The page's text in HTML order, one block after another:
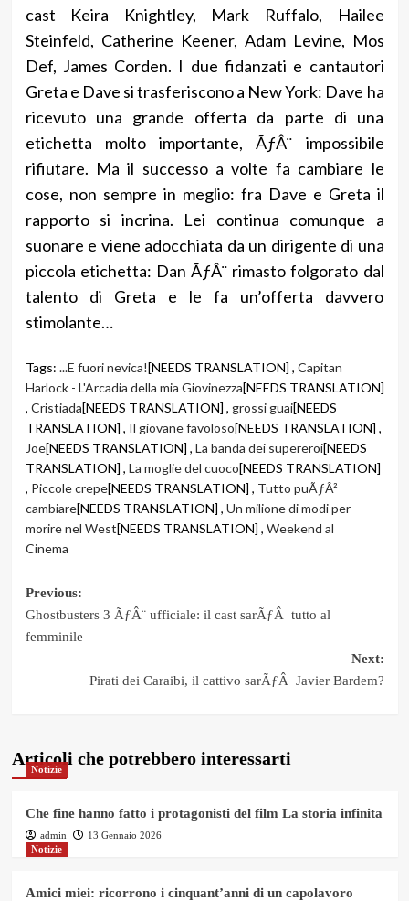
cast Keira Knightley, Mark Ruffalo, Hailee
Steinfeld, Catherine Keener, Adam Levine, Mos
Def, James Corden. I due fidanzati e cantautori
Greta e Dave si trasferiscono a New York: Dave ha
ricevuto una grande offerta da parte di una
etichetta molto importante, ÃƒÂ¨ impossibile
rifiutare. Ma il successo a volte fa cambiare le
cose, non sempre in meglio: fra Dave e Greta il
rapporto si incrina. Lei continua comunque a
suonare e viene adocchiata da un dirigente di una
piccola etichetta: Dan ÃƒÂ¨ rimasto folgorato dal
talento di Greta e le fa un’offerta davvero
stimolante…
Tags: ...E fuori nevica![NEEDS TRANSLATION] , Capitan
Harlock - L'Arcadia della mia Giovinezza[NEEDS TRANSLATION]
, Cristiada[NEEDS TRANSLATION] , grossi guai[NEEDS
TRANSLATION] , Il giovane favoloso[NEEDS TRANSLATION] ,
Joe[NEEDS TRANSLATION] , La banda dei supereroi[NEEDS
TRANSLATION] , La moglie del cuoco[NEEDS TRANSLATION]
, Piccole crepe[NEEDS TRANSLATION] , Tutto puÃƒÂ²
cambiare[NEEDS TRANSLATION] , Un milione di modi per
morire nel West[NEEDS TRANSLATION] , Weekend al
Cinema
Post
navigation
Previous:
Ghostbusters 3 ÃƒÂ¨ ufficiale: il cast sarÃƒÂ tutto al
femminile
Next:
Pirati dei Caraibi, il cattivo sarÃƒÂ Javier Bardem?
Articoli che potrebbero interessarti
Notizie
Che fine hanno fatto i protagonisti del film La storia infinita
admin
13 Gennaio 2026
Notizie
Amici miei: ricorrono i cinquant’anni di un capolavoro